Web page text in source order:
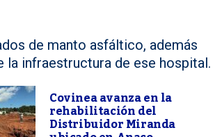
de manto asfáltico, además
infraestructura de ese hospital.
Covinea avanza en la
rehabilitación del
Distribuidor Miranda